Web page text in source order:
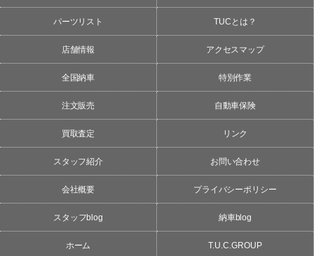
パーツリスト TUCとは？
店舗情報 アクセスマップ
全国納車 特別作業
注文販売 自動車保険
買取査定 リンク
スタッフ紹介 お問い合わせ
会社概要 プライバシーポリシー
スタッフblog 納車blog
ホーム T.U.C.GROUP